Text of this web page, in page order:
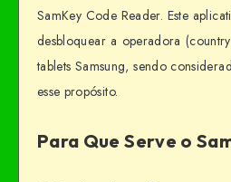
SamKey Code Reader. Este
desbloquear a operadora
tablets Samsung, sendo
esse propósito.
Para Que Serve o